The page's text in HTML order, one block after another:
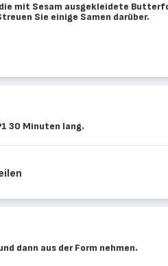
mit Sesam ausgekleidete
Sie einige Samen darüber.
30 Minuten lang.
dann aus der Form nehmen.